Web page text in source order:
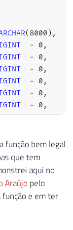
( 8000 ) ,
= 0 ,
= 0 ,
= 0 ,
= 0 ,
= 0 ,
= 0 ,
,
( 8000 )
RTRIM @string
CAPTURA
função bem legal
que tem
aqui no
Araújo pelo
e em ter